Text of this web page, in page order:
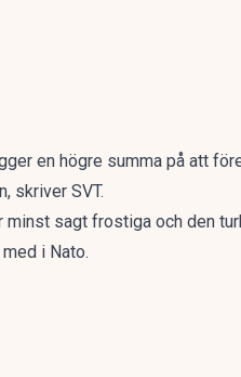
en högre summa på att
skriver SVT.
minst sagt frostiga och den
i Nato.